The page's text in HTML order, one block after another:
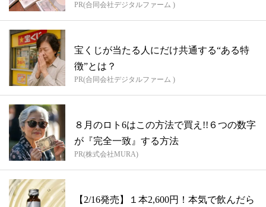
PR(合同会社デジタルファーム )
宝くじが当たる人にだけ共通する“ある特
徴”とは？
PR(合同会社デジタルファーム )
８月のロト6はこの方法で買え!!６つの数字
が『完全一致』する方法
PR(株式会社MURA)
【2/16発売】１本2,600円！本気で飲んだら